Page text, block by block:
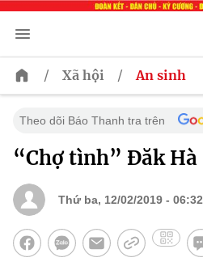
/ Xã hội / An sinh
Theo dõi Báo Thanh tra trên
“Chợ tình” Đăk Hà
Thứ ba, 12/02/2019 - 06:32